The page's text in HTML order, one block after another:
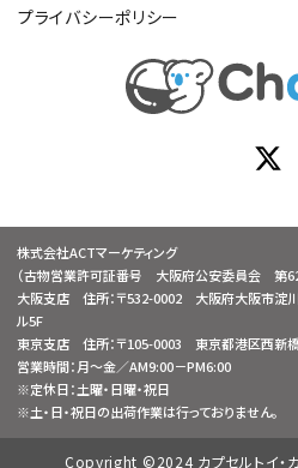
プライバシーポリシー
株式会社ACTマーケティング
（古物営業許可証番号 大阪府公安委員会 第
大阪支店 住所：〒532-0002 大阪府大阪市淀川
ル5F
東京支店 住所：〒105-0003 東京都港区西新
営業時間：月～金／AM9:00－PM6:00
※定休日：土曜・日曜・祝日
※土・日・祝日の出荷作業は行っておりません。
Copyright ©2024 カプセルトイ・